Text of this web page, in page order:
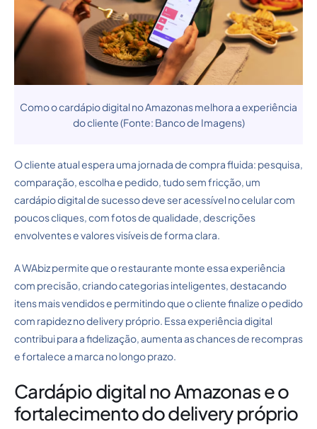
Como o cardápio digital no Amazonas melhora a experiência
do cliente (Fonte: Banco de Imagens)
O cliente atual espera uma jornada de compra fluida: pesquisa,
comparação, escolha e pedido, tudo sem fricção, um
cardápio digital de sucesso deve ser acessível no celular com
poucos cliques, com fotos de qualidade, descrições
envolventes e valores visíveis de forma clara.
A WAbiz permite que o restaurante monte essa experiência
com precisão, criando categorias inteligentes, destacando
itens mais vendidos e permitindo que o cliente finalize o pedido
com rapidez no delivery próprio. Essa experiência digital
contribui para a fidelização, aumenta as chances de recompras
e fortalece a marca no longo prazo.
Cardápio digital no Amazonas e o
fortalecimento do delivery próprio